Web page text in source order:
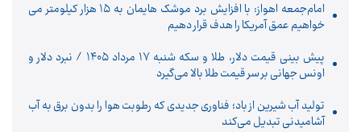
امام‌جمعه اهواز: با افزایش برد موشک هایمان به ۱۵ هزار کیلومتر می
خواهیم عمق آمریکا را هدف قرار دهیم
پیش ‌بینی قیمت دلار، طلا و سکه شنبه ۱۷ مرداد ۱۴۰۵ / نبرد دلار و
اونس جهانی بر سر قیمت طلا بالا می‌گیرد
تولید آب شیرین از باد؛ فناوری جدیدی که رطوبت هوا را بدون برق به آب
آشامیدنی تبدیل می‌کند